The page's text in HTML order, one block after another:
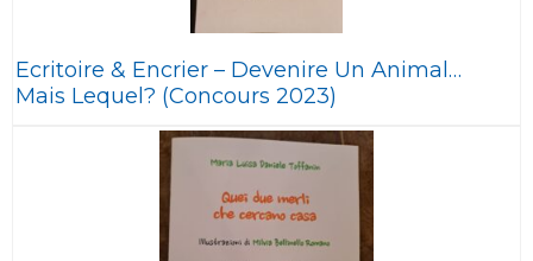
Ecritoire & Encrier – Devenire Un Animal…
Mais Lequel? (Concours 2023)